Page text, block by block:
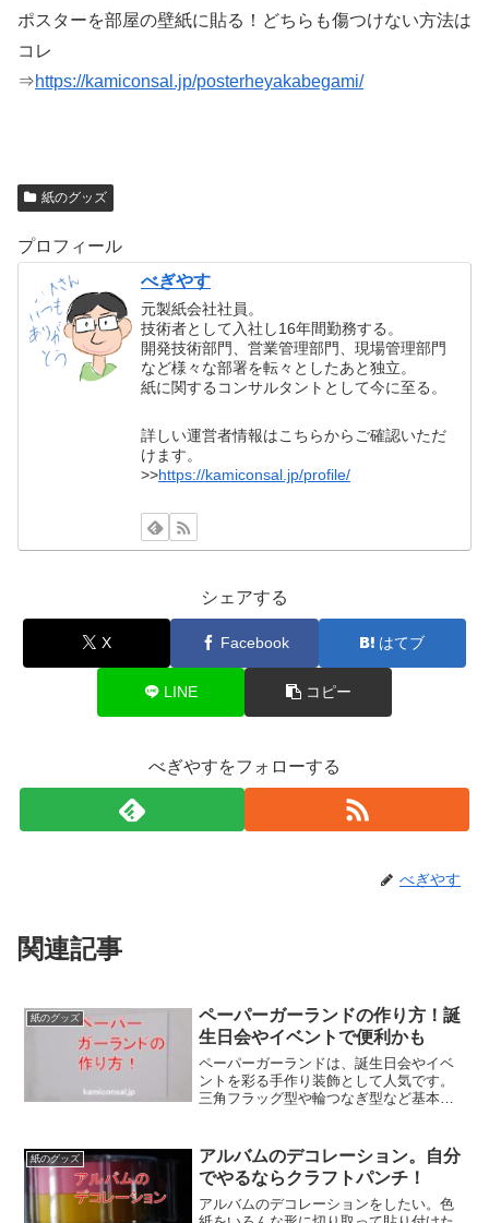
ポスターを部屋の壁紙に貼る！どちらも傷つけない方法は
コレ
⇒https://kamiconsal.jp/posterheyakabegami/
紙のグッズ
プロフィール
べぎやす
元製紙会社社員。
技術者として入社し16年間勤務する。
開発技術部門、営業管理部門、現場管理部門
など様々な部署を転々としたあと独立。
紙に関するコンサルタントとして今に至る。
詳しい運営者情報はこちらからご確認いただ
けます。
>>https://kamiconsal.jp/profile/
シェアする
X Facebook はてブ
LINE コピー
べぎやすをフォローする
べぎやす
関連記事
紙のグッズ
ペーパーガーランドの作り方！誕
生日会やイベントで便利かも
ペーパーガーランドは、誕生日会やイベ
ントを彩る手作り装飾として人気です。
三角フラッグ型や輪つなぎ型など基本の
な材料で簡単に作れ、空間に温かみを加
える演出ができて楽しいですよ！
紙のグッズ
アルバムのデコレーション。自分
でやるならクラフトパンチ！
アルバムのデコレーションをしたい。色